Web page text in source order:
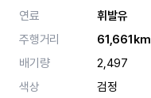
연료
휘발유
주행거리
61,661km
배기량
2,497
색상
검정